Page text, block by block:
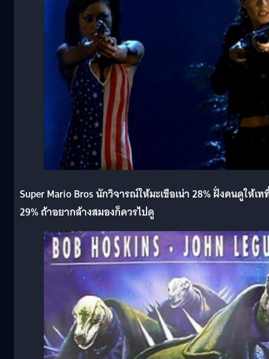
Super Mario Bros นักวิจารณ์ให้มะเขือเน่า 28% ฝั่งคนดูให้เท
29% ถ้าอยากล้างสมองก็ควรไปดู